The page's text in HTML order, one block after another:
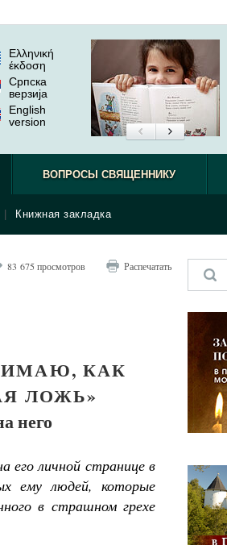
Ελληνική
έκδοση
Српска
верзиjа
English
version
Книжная закладка
ВОПРОСЫ СВЯЩЕННИКУ
83 675 просмотров Распечатать
КАК
ЛОЖЬ»
него
его личной странице в
ему людей, которые
в страшном грехе